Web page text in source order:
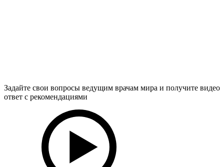
Задайте свои вопросы ведущим врачам мира и получите видео
ответ с рекомендациями